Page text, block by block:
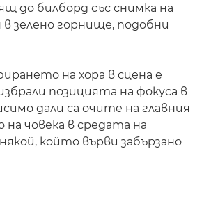
до билборд със снимка на
в зелено горнище, подобни
на хора в сцена е
позицията на фокуса в
дали са очите на главния
човека в средата на
който върви забързано